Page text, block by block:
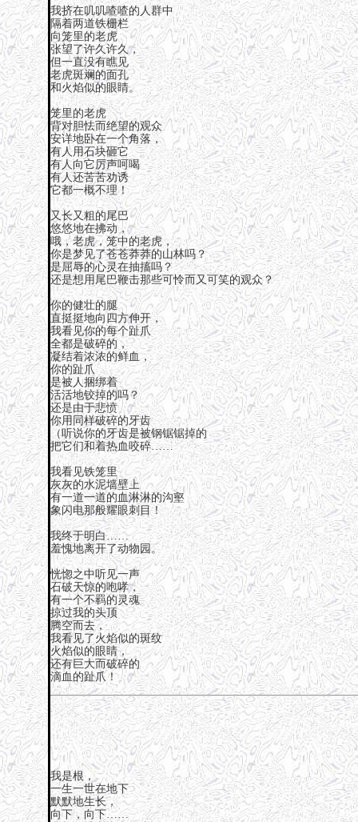
我挤在叽叽喳喳的人群中
隔着两道铁栅栏
向笼里的老虎
张望了许久许久，
但一直没有瞧见
老虎斑斓的面孔
和火焰似的眼睛。
笼里的老虎
背对胆怯而绝望的观众
安详地卧在一个角落，
有人用石块砸它
有人向它厉声呵喝
有人还苦苦劝诱
它都一概不理！
又长又粗的尾巴
悠悠地在拂动，
哦，老虎，笼中的老虎，
你是梦见了苍苍莽莽的山林吗？
是屈辱的心灵在抽搐吗？
还是想用尾巴鞭击那些可怜而又可笑的观众？
你的健壮的腿
直挺挺地向四方伸开，
我看见你的每个趾爪
全都是破碎的，
凝结着浓浓的鲜血，
你的趾爪
是被人捆绑着
活活地铰掉的吗？
还是由于悲愤
你用同样破碎的牙齿
（听说你的牙齿是被钢锯锯掉的
把它们和着热血咬碎……
我看见铁笼里
灰灰的水泥墙壁上
有一道一道的血淋淋的沟壑
象闪电那般耀眼刺目！
我终于明白……
羞愧地离开了动物园。
恍惚之中听见一声
石破天惊的咆哮，
有一个不羁的灵魂
掠过我的头顶
腾空而去，
我看见了火焰似的斑纹
火焰似的眼睛，
还有巨大而破碎的
滴血的趾爪！
我是根，
一生一世在地下
默默地生长，
向下，向下……